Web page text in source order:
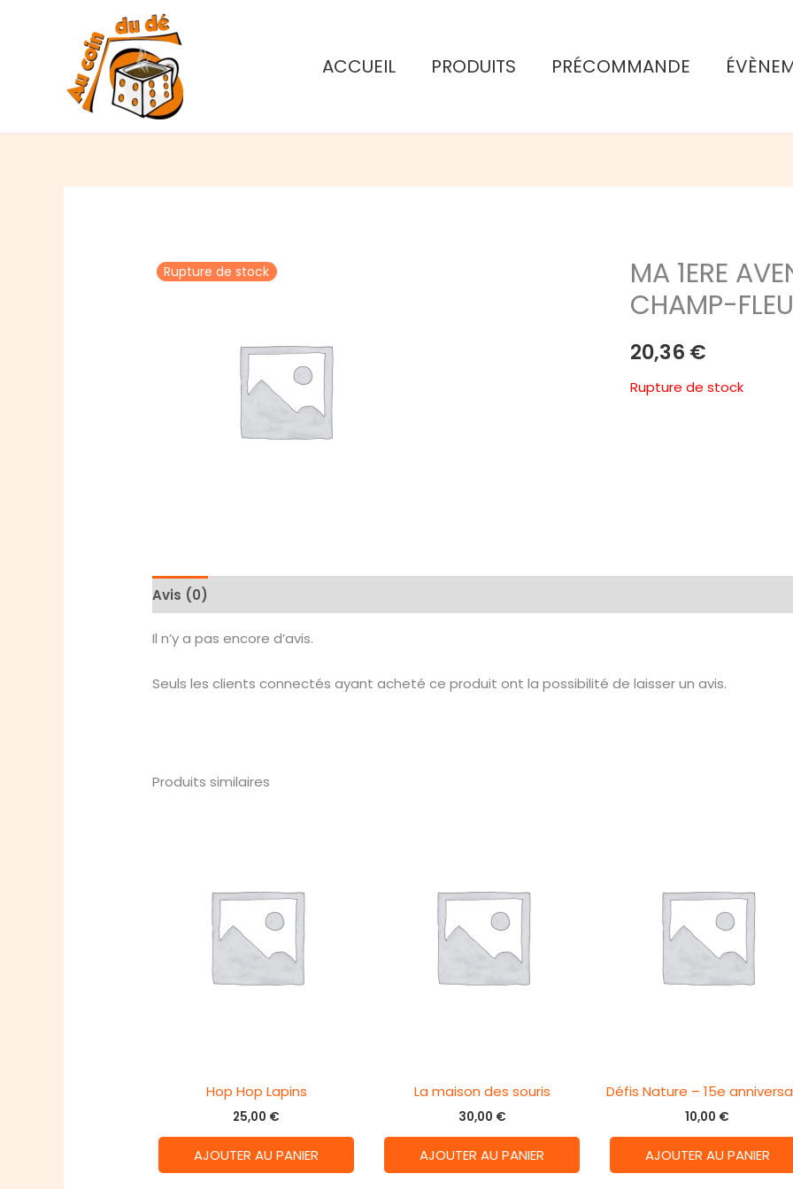
ACCUEIL PRODUITS PRÉCOMMANDE
Rupture de stock
MA 1ERE
CHAMP-
20,36 €
Rupture de stock
Avis (0)
Il n’y a pas encore d’avis.
Seuls les clients connectés ayant acheté ce produit ont la possibilité de laisser un avis.
Produits similaires
Hop Hop Lapins
25,00 €
AJOUTER AU PANIER
La maison des souris
30,00 €
AJOUTER AU PANIER
Défis Nature – 15e
10,00 €
AJOUTER AU PANIER